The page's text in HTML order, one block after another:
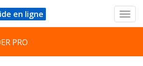
en ligne
PRO